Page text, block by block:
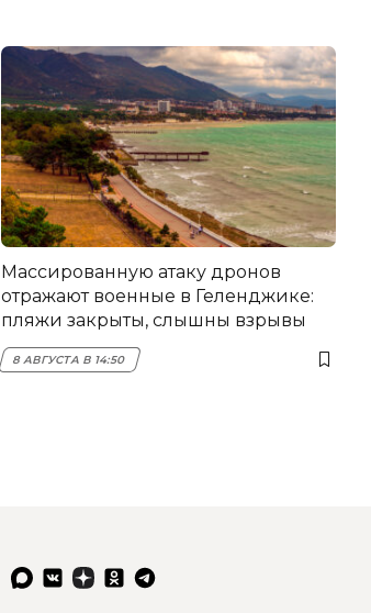
Массированную атаку дронов
отражают военные в Геленджике:
пляжи закрыты, слышны взрывы
8 АВГУСТА В 14:50